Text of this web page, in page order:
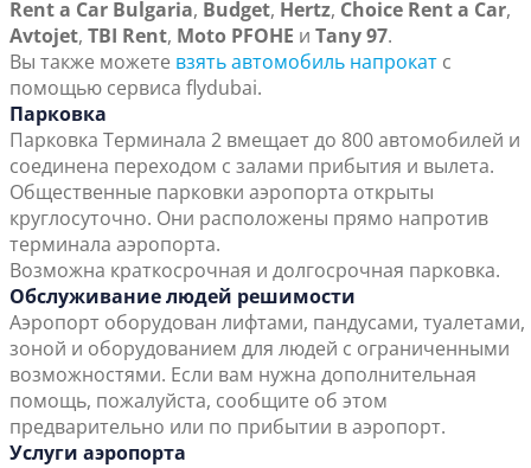
Rent a Car Bulgaria, Budget, Hertz, Choice Rent a Car,
Avtojet, TBI Rent, Moto PFOHE и Tany 97.
Вы также можете взять автомобиль напрокат с
помощью сервиса flydubai.
Парковка
Парковка Терминала 2 вмещает до 800 автомобилей и
соединена переходом с залами прибытия и вылета.
Общественные парковки аэропорта открыты
круглосуточно. Они расположены прямо напротив
терминала аэропорта.
Возможна краткосрочная и долгосрочная парковка.
Обслуживание людей решимости
Аэропорт оборудован лифтами, пандусами, туалетами,
зоной и оборудованием для людей с ограниченными
возможностями. Если вам нужна дополнительная
помощь, пожалуйста, сообщите об этом
предварительно или по прибытии в аэропорт.
Услуги аэропорта